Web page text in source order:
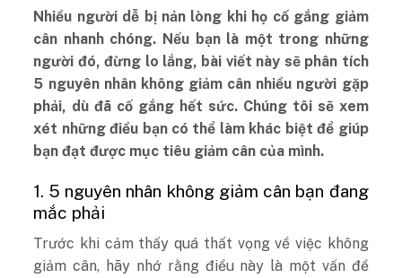
Nhiều người dễ bị nản lòng khi họ cố gắng giảm
cân nhanh chóng. Nếu bạn là một trong những
người đó, đừng lo lắng, bài viết này sẽ phân tích
5 nguyên nhân không giảm cân nhiều người gặp
phải, dù đã cố gắng hết sức. Chúng tôi sẽ xem
xét những điều bạn có thể làm khác biệt để giúp
bạn đạt được mục tiêu giảm cân của mình.
1. 5 nguyên nhân không giảm cân bạn đang
mắc phải
Trước khi cảm thấy quá thất vọng về việc không
giảm cân, hãy nhớ rằng điều này là một vấn đề